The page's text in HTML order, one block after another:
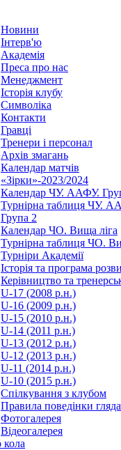
Новини
Інтерв'ю
Академія
Преса про нас
Менеджмент
Історія клубу
Символіка
Контакти
Гравці
Тренери і персонал
Архів змагань
Календар матчів
«Зірки»-2023/2024
Календар ЧУ. ААФУ.
Турнірна таблиця ЧУ.
Група 2
Календар ЧО. Вища ліга
Турнірна таблиця ЧО.
Турніри Академії
Історія та програма
Керівництво та
U-17 (2008 р.н.)
U-16 (2009 р.н.)
U-15 (2010 р.н.)
U-14 (2011 р.н.)
U-13 (2012 р.н.)
U-12 (2013 р.н.)
U-11 (2014 р.н.)
U-10 (2015 р.н.)
Спілкування з клубом
Правила поведінки
Фотогалерея
Відеогалерея